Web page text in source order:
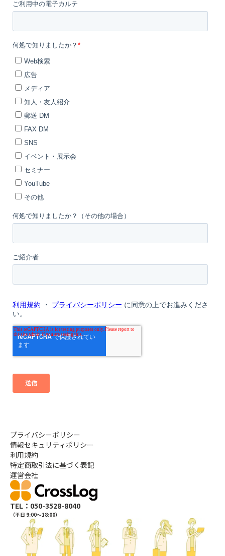
TEL：050-3528-8040
（平日 9:00〜18:00）
プライバシーポリシー
情報セキュリティポリシー
利用規約
特定商取引法に基づく表記
運営会社